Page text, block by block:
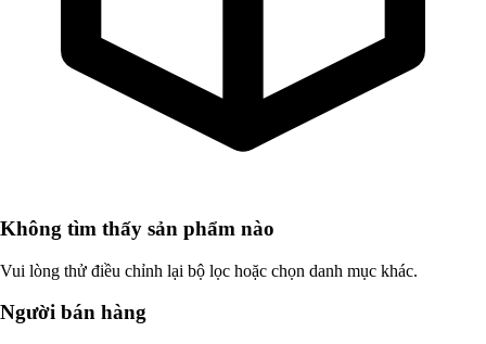
Không tìm thấy sản phẩm nào
Vui lòng thử điều chỉnh lại bộ lọc hoặc chọn danh mục khác.
Người bán hàng